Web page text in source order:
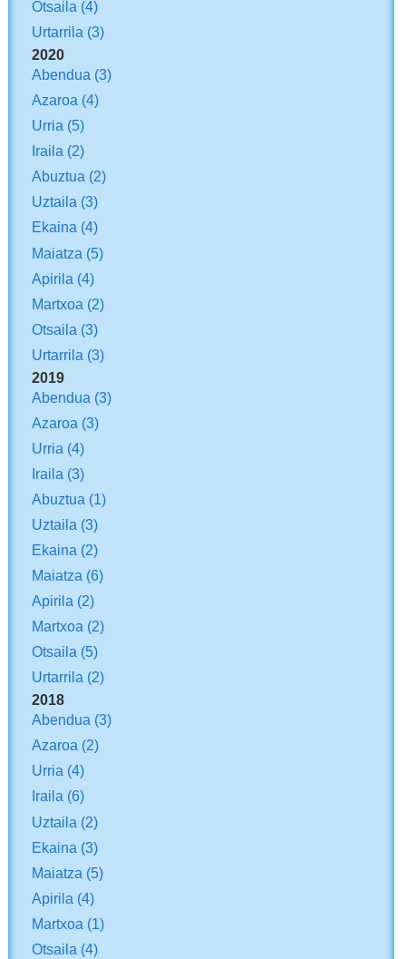
Otsaila (4)
Urtarrila (3)
2020
Abendua (3)
Azaroa (4)
Urria (5)
Iraila (2)
Abuztua (2)
Uztaila (3)
Ekaina (4)
Maiatza (5)
Apirila (4)
Martxoa (2)
Otsaila (3)
Urtarrila (3)
2019
Abendua (3)
Azaroa (3)
Urria (4)
Iraila (3)
Abuztua (1)
Uztaila (3)
Ekaina (2)
Maiatza (6)
Apirila (2)
Martxoa (2)
Otsaila (5)
Urtarrila (2)
2018
Abendua (3)
Azaroa (2)
Urria (4)
Iraila (6)
Uztaila (2)
Ekaina (3)
Maiatza (5)
Apirila (4)
Martxoa (1)
Otsaila (4)